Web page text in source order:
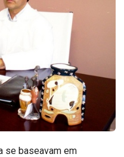
se baseavam em